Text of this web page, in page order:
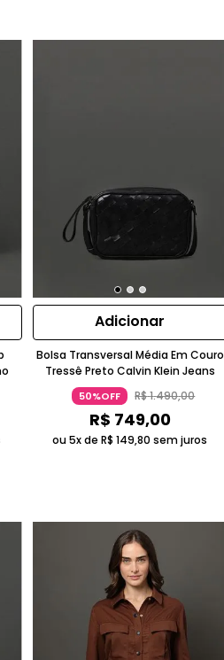
Adicionar
Bolsa Transversal Média Em Couro
Tressê Preto Calvin Klein Jeans
50%OFF R$1.490,00
R$ 749,00
ou 5x deR$ 149,80 sem juros